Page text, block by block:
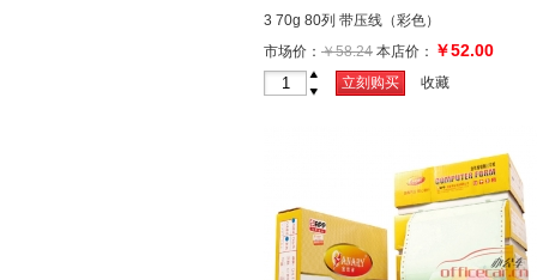
3 70g 80列 带压线（彩色）
市场价： ￥58.24 本店价： ￥52.00
-
立刻购买 收藏